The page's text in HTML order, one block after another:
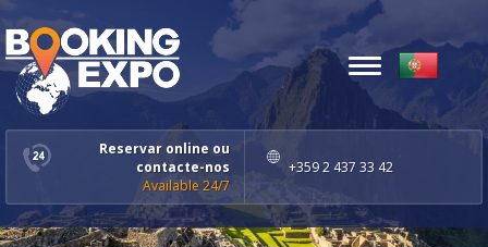
Reservar online ou
contacte-nos
Available 24/7
+359 2 437 33 42
Toggle
navigation